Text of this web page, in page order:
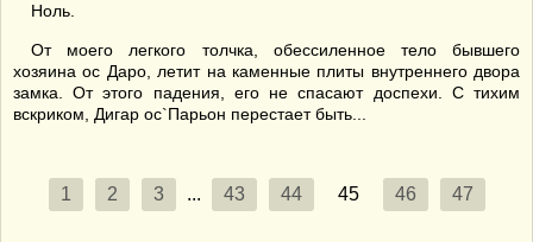
Ноль.
От моего легкого толчка, обессиленное тело бывшего
хозяина ос Даро, летит на каменные плиты внутреннего двора
замка. От этого падения, его не спасают доспехи. С тихим
вскриком, Дигар ос`Парьон перестает быть...
1 2 3 ... 43 44 45 46 47